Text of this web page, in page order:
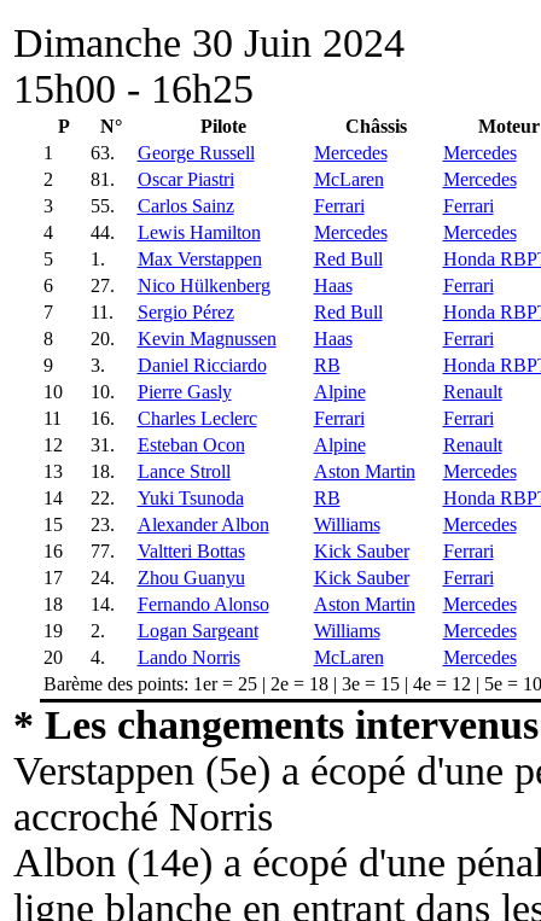
Dimanche 30 Juin 2024
15h00 - 16h25
P N° Pilote Châssis
Moteur
1
63. George Russell Mercedes
Mercedes
2
81. Oscar Piastri McLaren
Mercedes
3
55. Carlos Sainz Ferrari
Ferrari
4
44. Lewis Hamilton Mercedes
Mercedes
5
1. Max Verstappen Red Bull
Honda
6
27. Nico Hülkenberg Haas
Ferrari
7
11. Sergio Pérez Red Bull
Honda
8
20. Kevin Magnussen Haas
Ferrari
9
3. Daniel Ricciardo RB
Honda
10
10. Pierre Gasly Alpine
Renault
11
16. Charles Leclerc Ferrari
Ferrari
12
31. Esteban Ocon Alpine
Renault
13
18. Lance Stroll Aston Martin
Mercedes
14
22. Yuki Tsunoda RB
Honda
15
23. Alexander Albon Williams
Mercedes
16
77. Valtteri Bottas Kick Sauber
Ferrari
17
24. Zhou Guanyu Kick Sauber
Ferrari
18
14. Fernando Alonso Aston Martin
Mercedes
19
2. Logan Sargeant Williams
Mercedes
20
4. Lando Norris McLaren
Mercedes
Barème des points: 1er = 25 | 2e = 18 | 3e = 15 | 4e = 12 | 5e =
* Les changements
Verstappen (5e) a écopé d'une
accroché Norris
Albon (14e) a écopé d'une
ligne blanche en entrant dans